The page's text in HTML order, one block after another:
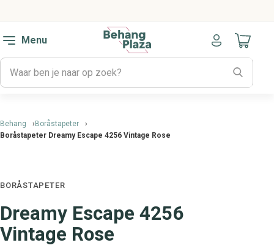
Menu
Naar
Behang
Boråstapeter
Boråstapeter Dreamy Escape 4256 Vintage Rose
BORÅSTAPETER
Dreamy Escape 4256
Vintage Rose